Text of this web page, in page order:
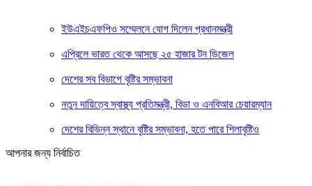
ইউএইচএফপিও সম্মেলনে যোগ দিলেন প্রধানমন্ত্রী
এপ্রিলে ভারত থেকে আসছে ২৫ হাজার টন ডিজেল
দেশের সব বিভাগে বৃষ্টির সম্ভাবনা
নতুন দায়িত্বে স্বাস্থ্য প্রতিমন্ত্রী, বিডা ও এনবিআর চেয়ারম্যান
দেশের বিভিন্ন স্থানে বৃষ্টির সম্ভাবনা, হতে পারে শিলাবৃষ্টিও
আপনার জন্য নির্বাচিত